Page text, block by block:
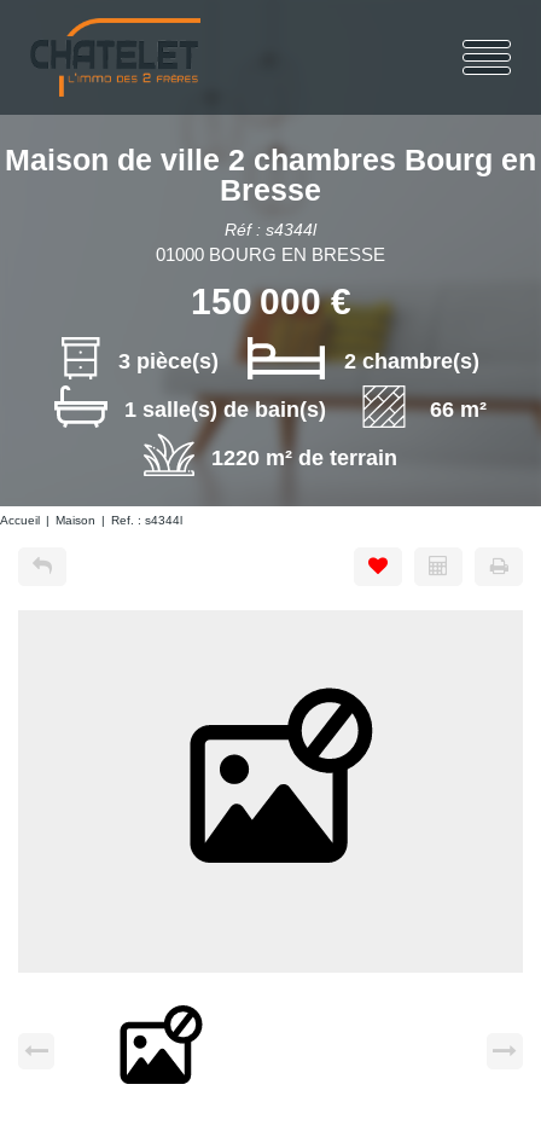
Maison de ville 2 chambres Bourg en
Bresse
Réf : s4344l
01000 BOURG EN BRESSE
150 000 €
3 pièce(s)
2 chambre(s)
1 salle(s) de bain(s)
66 m²
1220 m² de terrain
Accueil Maison Ref. : s4344l